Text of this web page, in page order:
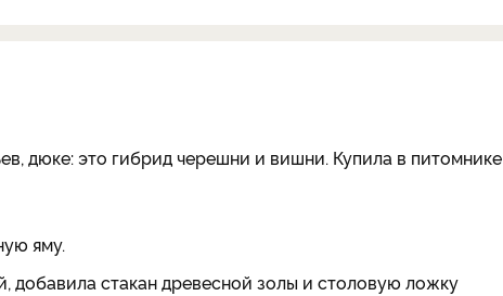
дюке: это гибрид черешни и вишни. Купила в питомнике
яму.
добавила стакан древесной золы и столовую ложку